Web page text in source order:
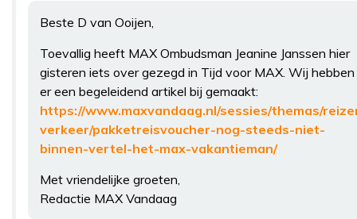
Beste D van Ooijen,
Toevallig heeft MAX Ombudsman Jeanine Janssen hier
gisteren iets over gezegd in Tijd voor MAX. Wij hebben
er een begeleidend artikel bij gemaakt:
https://www.maxvandaag.nl/sessies/themas/
verkeer/pakketreisvoucher-nog-steeds-niet-
binnen-vertel-het-max-vakantieman/
Met vriendelijke groeten,
Redactie MAX Vandaag